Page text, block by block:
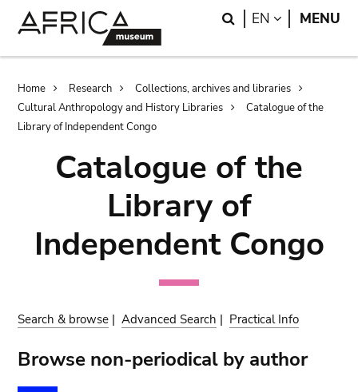
Search
EN LANGUAGE
MENU
Breadcrumb
Home Research
Collections, archives and libraries
Cultural Anthropology and History Libraries
Catalogue of the
Library of Independent Congo
Catalogue of the
Library of
Independent Congo
Search & browse |Advanced Search | Practical Info
Browse non-periodical by author